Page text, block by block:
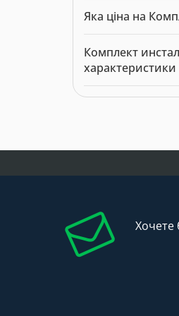
магазині за ціною
Яка ціна на
Виробник: Geberit.
Комплект
Модель: 10633.
Хочете